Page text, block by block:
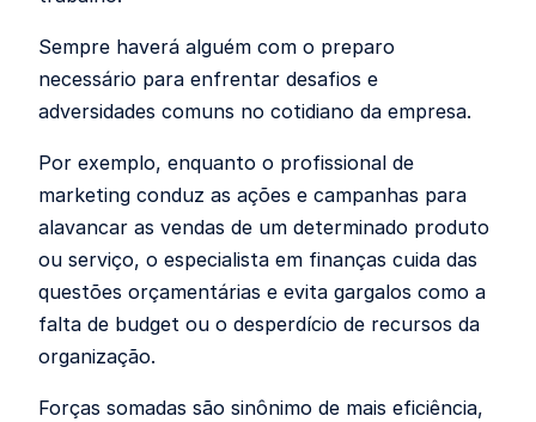
Sempre haverá alguém com o preparo
necessário para enfrentar desafios e
adversidades comuns no cotidiano da empresa.
Por exemplo, enquanto o profissional de
marketing conduz as ações e campanhas para
alavancar as vendas de um determinado produto
ou serviço, o especialista em finanças cuida das
questões orçamentárias e evita gargalos como a
falta de budget ou o desperdício de recursos da
organização.
Forças somadas são sinônimo de mais eficiência,